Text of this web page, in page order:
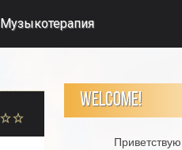
Музыкотерапия
WELCOME!